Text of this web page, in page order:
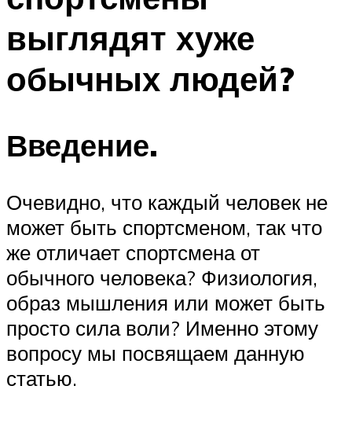
выглядят хуже
обычных людей?
Введение.
Очевидно, что каждый человек не
может быть спортсменом, так что
же отличает спортсмена от
обычного человека? Физиология,
образ мышления или может быть
просто сила воли? Именно этому
вопросу мы посвящаем данную
статью.